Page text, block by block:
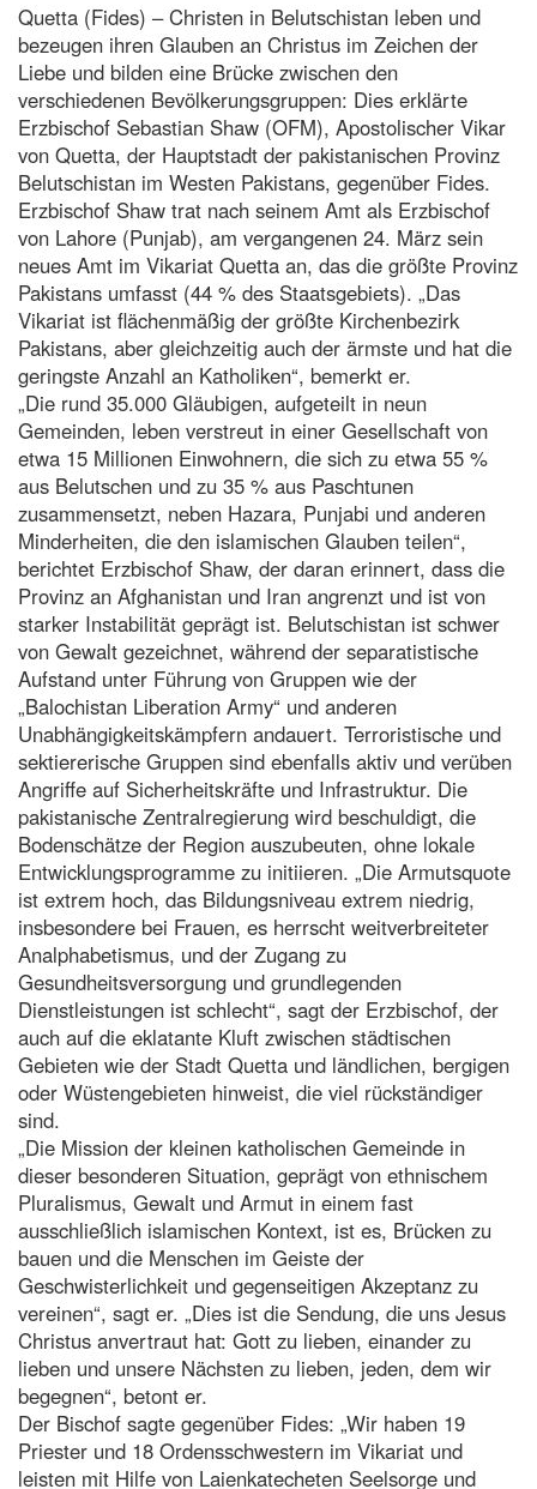
Quetta (Fides) – Christen in Belutschistan leben und
bezeugen ihren Glauben an Christus im Zeichen der
Liebe und bilden eine Brücke zwischen den
verschiedenen Bevölkerungsgruppen: Dies erklärte
Erzbischof Sebastian Shaw (OFM), Apostolischer Vikar
von Quetta, der Hauptstadt der pakistanischen Provinz
Belutschistan im Westen Pakistans, gegenüber Fides.
Erzbischof Shaw trat nach seinem Amt als Erzbischof
von Lahore (Punjab), am vergangenen 24. März sein
neues Amt im Vikariat Quetta an, das die größte Provinz
Pakistans umfasst (44 % des Staatsgebiets). „Das
Vikariat ist flächenmäßig der größte Kirchenbezirk
Pakistans, aber gleichzeitig auch der ärmste und hat die
geringste Anzahl an Katholiken“, bemerkt er.
„Die rund 35.000 Gläubigen, aufgeteilt in neun
Gemeinden, leben verstreut in einer Gesellschaft von
etwa 15 Millionen Einwohnern, die sich zu etwa 55 %
aus Belutschen und zu 35 % aus Paschtunen
zusammensetzt, neben Hazara, Punjabi und anderen
Minderheiten, die den islamischen Glauben teilen“,
berichtet Erzbischof Shaw, der daran erinnert, dass die
Provinz an Afghanistan und Iran angrenzt und ist von
starker Instabilität geprägt ist. Belutschistan ist schwer
von Gewalt gezeichnet, während der separatistische
Aufstand unter Führung von Gruppen wie der
„Balochistan Liberation Army“ und anderen
Unabhängigkeitskämpfern andauert. Terroristische und
sektiererische Gruppen sind ebenfalls aktiv und verüben
Angriffe auf Sicherheitskräfte und Infrastruktur. Die
pakistanische Zentralregierung wird beschuldigt, die
Bodenschätze der Region auszubeuten, ohne lokale
Entwicklungsprogramme zu initiieren. „Die Armutsquote
ist extrem hoch, das Bildungsniveau extrem niedrig,
insbesondere bei Frauen, es herrscht weitverbreiteter
Analphabetismus, und der Zugang zu
Gesundheitsversorgung und grundlegenden
Dienstleistungen ist schlecht“, sagt der Erzbischof, der
auch auf die eklatante Kluft zwischen städtischen
Gebieten wie der Stadt Quetta und ländlichen, bergigen
oder Wüstengebieten hinweist, die viel rückständiger
sind.
„Die Mission der kleinen katholischen Gemeinde in
dieser besonderen Situation, geprägt von ethnischem
Pluralismus, Gewalt und Armut in einem fast
ausschließlich islamischen Kontext, ist es, Brücken zu
bauen und die Menschen im Geiste der
Geschwisterlichkeit und gegenseitigen Akzeptanz zu
vereinen“, sagt er. „Dies ist die Sendung, die uns Jesus
Christus anvertraut hat: Gott zu lieben, einander zu
lieben und unsere Nächsten zu lieben, jeden, dem wir
begegnen“, betont er.
Der Bischof sagte gegenüber Fides: „Wir haben 19
Priester und 18 Ordensschwestern im Vikariat und
leisten mit Hilfe von Laienkatecheten Seelsorge und